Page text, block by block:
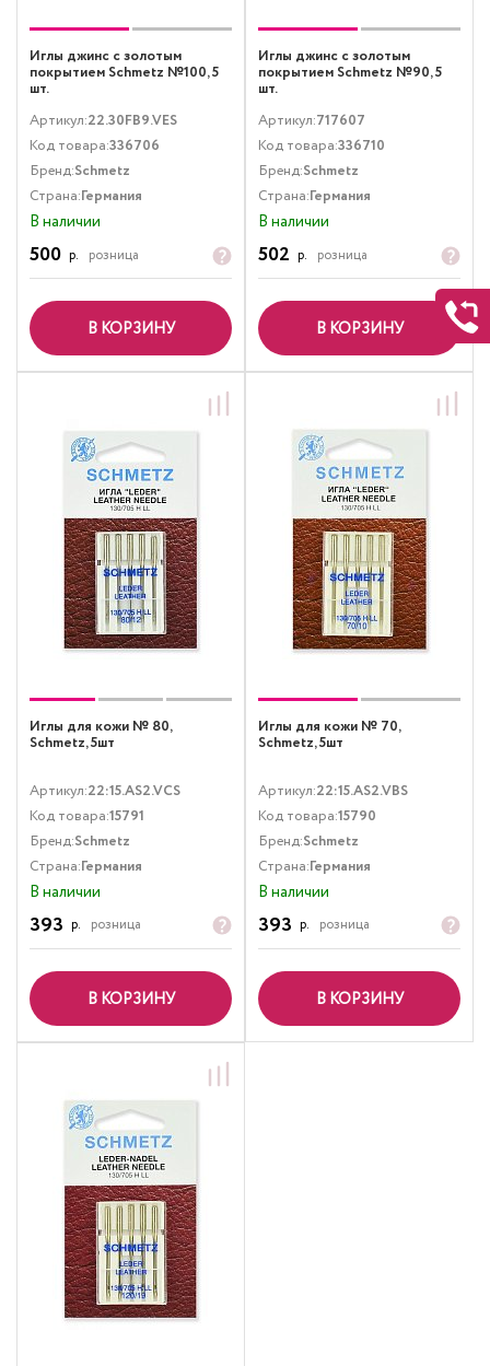
Иглы джинс с золотым
покрытием Schmetz №100, 5
шт.
Артикул:22.30FB9.VES
Код товара:336706
Бренд:Schmetz
Страна:Германия
В наличии
500 р. розница
В КОРЗИНУ
Иглы джинс с золотым
покрытием Schmetz №90, 5
шт.
Артикул:717607
Код товара:336710
Бренд:Schmetz
Страна:Германия
В наличии
502 р. розница
В КОРЗИНУ
Иглы для кожи № 80,
Schmetz, 5шт
Артикул:22:15.AS2.VCS
Код товара:15791
Бренд:Schmetz
Страна:Германия
В наличии
393 р. розница
В КОРЗИНУ
Иглы для кожи № 70,
Schmetz, 5шт
Артикул:22:15.AS2.VBS
Код товара:15790
Бренд:Schmetz
Страна:Германия
В наличии
393 р. розница
В КОРЗИНУ